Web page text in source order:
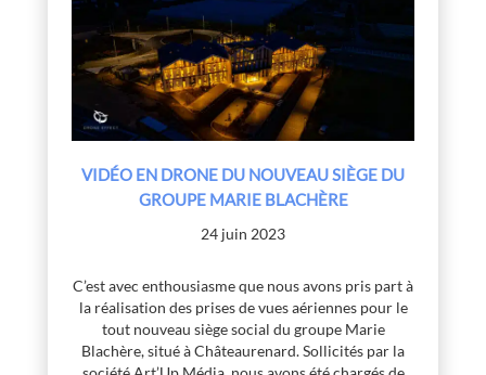
VIDÉO EN DRONE DU NOUVEAU SIÈGE DU
GROUPE MARIE BLACHÈRE
24 juin 2023
C’est avec enthousiasme que nous avons pris part à
la réalisation des prises de vues aériennes pour le
tout nouveau siège social du groupe Marie
Blachère, situé à Châteaurenard. Sollicités par la